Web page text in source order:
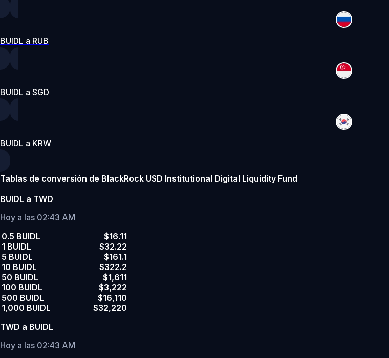
BUIDL a RUB
BUIDL a SGD
BUIDL a KRW
Tablas de conversión de BlackRock USD Institutional Digital Liquidity Fund
BUIDL a TWD
Hoy a las 02:43 AM
0.5 BUIDL
$16.11
1 BUIDL
$32.22
5 BUIDL
$161.1
10 BUIDL
$322.2
50 BUIDL
$1,611
100 BUIDL
$3,222
500 BUIDL
$16,110
1,000 BUIDL
$32,220
TWD a BUIDL
Hoy a las 02:43 AM